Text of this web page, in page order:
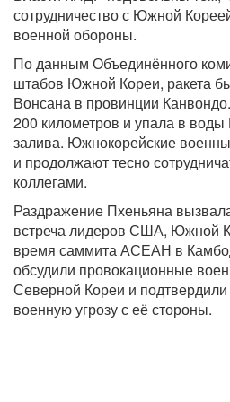
сотрудничество с Южной
военной обороны.
По данным Объединённого
штабов Южной Кореи, ракета
Вонсана в провинции
200 километров и упала в воды
залива. Южнокорейские
и продолжают тесно
коллегами.
Раздражение Пхеньяна
встреча лидеров США, Южной
время саммита АСЕАН в
обсудили провокационные
Северной Кореи и
военную угрозу с её стороны.